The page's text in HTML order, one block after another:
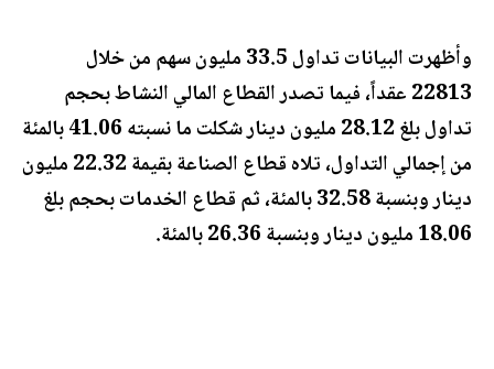
وأظهرت البيانات تداول 33.5 مليون سهم من خلال
22813 عقداً، فيما تصدر القطاع المالي النشاط بحجم
تداول بلغ 28.12 مليون دينار شكلت ما نسبته 41.06 بالمئة
من إجمالي التداول، تلاه قطاع الصناعة بقيمة 22.32 مليون
دينار وبنسبة 32.58 بالمئة، ثم قطاع الخدمات بحجم بلغ
18.06 مليون دينار وبنسبة 26.36 بالمئة.